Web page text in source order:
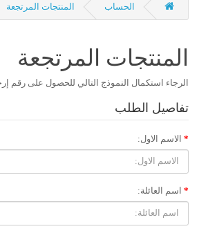
الحساب المنتجات المرتجعة
المنتجات المرتجعة
الرجاء استكمال النموذج التالي للحصول على رقم
تفاصيل الطلب
الاسم الاول:
اسم العائلة: